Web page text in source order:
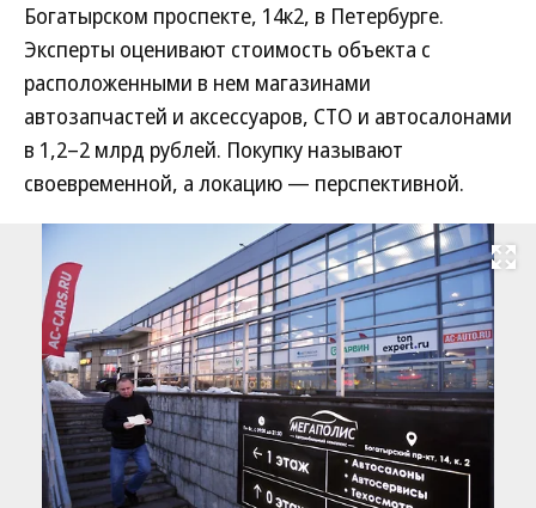
Богатырском проспекте, 14к2, в Петербурге.
Эксперты оценивают стоимость объекта с
расположенными в нем магазинами
автозапчастей и аксессуаров, СТО и автосалонами
в 1,2–2 млрд рублей. Покупку называют
своевременной, а локацию — перспективной.
Развернуть